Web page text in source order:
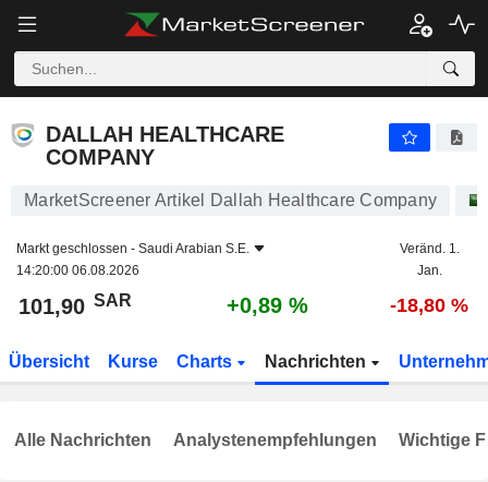
DALLAH HEALTHCARE
COMPANY
MarketScreener Artikel Dallah Healthcare Company
Markt geschlossen - Saudi Arabian S.E.
14:20:00 06.08.2026
Veränd. 1.
Jan.
101,90 SAR +0,89 % -18,80 %
Übersicht Kurse Charts Nachrichten
Alle Nachrichten Analystenempfehlungen Wichtige